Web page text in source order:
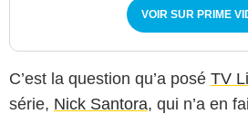
VOIR SUR PRIME
C’est la question qu’a posé TV
série, Nick Santora, qui n’a en